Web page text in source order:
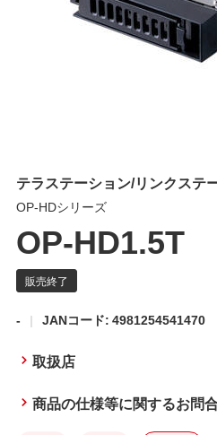
テラステーション/リンクステ
OP-HDシリーズ
OP-HD1.5T
- JANコード: 4981254541470
取扱店
商品の仕様等に関するお問